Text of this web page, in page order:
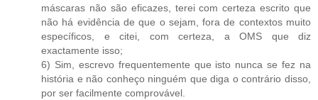
máscaras não são eficazes, terei com certeza escrito que
não há evidência de que o sejam, fora de contextos muito
específicos, e citei, com certeza, a OMS que diz
exactamente isso;
6) Sim, escrevo frequentemente que isto nunca se fez na
história e não conheço ninguém que diga o contrário disso,
por ser facilmente comprovável.